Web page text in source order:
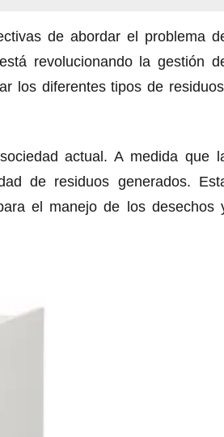
de abordar el problema
revolucionando la gestión
los diferentes tipos de
actual. A medida que
de residuos generados.
el manejo de los desechos